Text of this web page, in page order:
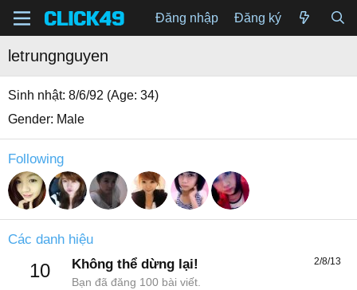
Đăng nhập Đăng ký
letrungnguyen
Sinh nhật 8/6/92 (Age: 34)
Gender Male
Following
Các danh hiệu
10 2/8/13
Không thể dừng lại!
Bạn đã đăng 100 bài viết.